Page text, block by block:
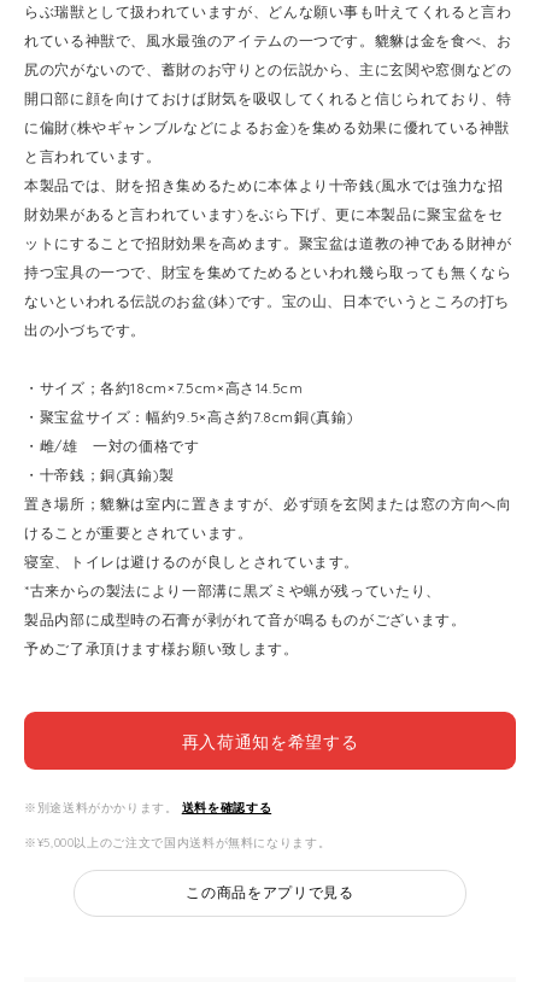
らぶ瑞獣として扱われていますが、どんな願い事も叶えてくれると言わ
れている神獣で、風水最強のアイテムの一つです。貔貅は金を食べ、お
尻の穴がないので、蓄財のお守りとの伝説から、主に玄関や窓側などの
開口部に顔を向けておけば財気を吸収してくれると信じられており、特
に偏財(株やギャンブルなどによるお金)を集める効果に優れている神獣
と言われています。
本製品では、財を招き集めるために本体より十帝銭(風水では強力な招
財効果があると言われています)をぶら下げ、更に本製品に聚宝盆をセ
ットにすることで招財効果を高めます。聚宝盆は道教の神である財神が
持つ宝具の一つで、財宝を集めてためるといわれ幾ら取っても無くなら
ないといわれる伝説のお盆(鉢)です。宝の山、日本でいうところの打ち
出の小づちです。
・サイズ；各約18cm×7.5cm×高さ14.5cm
・聚宝盆サイズ：幅約9.5×高さ約7.8cm銅(真鍮)
・雌/雄 一対の価格です
・十帝銭；銅(真鍮)製
置き場所；貔貅は室内に置きますが、必ず頭を玄関または窓の方向へ向
けることが重要とされています。
寝室、トイレは避けるのが良しとされています。
*古来からの製法により一部溝に黒ズミや蝋が残っていたり、
製品内部に成型時の石膏が剥がれて音が鳴るものがございます。
予めご了承頂けます様お願い致します。
再入荷通知を希望する
※別途送料がかかります。 送料を確認する
※¥5,000以上のご注文で国内送料が無料になります。
この商品をアプリで見る